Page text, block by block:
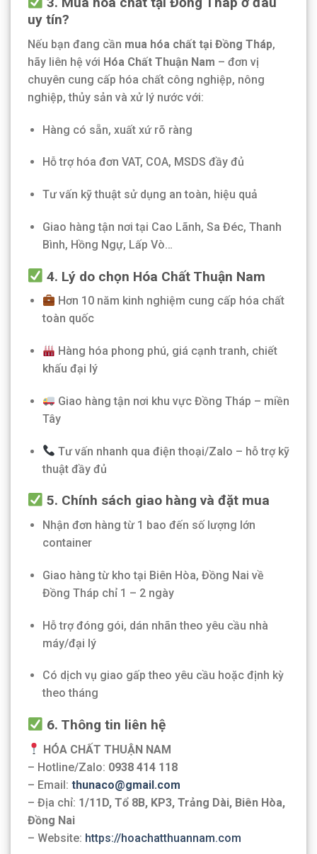
uy tín?
Nếu bạn đang cần mua hóa chất tại Đồng Tháp,
hãy liên hệ với Hóa Chất Thuận Nam – đơn vị
chuyên cung cấp hóa chất công nghiệp, nông
nghiệp, thủy sản và xử lý nước với:
Hàng có sẵn, xuất xứ rõ ràng
Hỗ trợ hóa đơn VAT, COA, MSDS đầy đủ
Tư vấn kỹ thuật sử dụng an toàn, hiệu quả
Giao hàng tận nơi tại Cao Lãnh, Sa Đéc, Thanh
Bình, Hồng Ngự, Lấp Vò…
4. Lý do chọn Hóa Chất Thuận Nam
Hơn 10 năm kinh nghiệm cung cấp hóa chất
toàn quốc
Hàng hóa phong phú, giá cạnh tranh, chiết
khấu đại lý
Giao hàng tận nơi khu vực Đồng Tháp – miền
Tây
Tư vấn nhanh qua điện thoại/Zalo – hỗ trợ kỹ
thuật đầy đủ
5. Chính sách giao hàng và đặt mua
Nhận đơn hàng từ 1 bao đến số lượng lớn
container
Giao hàng từ kho tại Biên Hòa, Đồng Nai về
Đồng Tháp chỉ 1 – 2 ngày
Hỗ trợ đóng gói, dán nhãn theo yêu cầu nhà
máy/đại lý
Có dịch vụ giao gấp theo yêu cầu hoặc định kỳ
theo tháng
6. Thông tin liên hệ
HÓA CHẤT THUẬN NAM
– Hotline/Zalo: 0938 414 118
– Email: thunaco@gmail.com
– Địa chỉ: 1/11D, Tổ 8B, KP3, Trảng Dài, Biên Hòa,
Đồng Nai
– Website: https://hoachatthuannam.com